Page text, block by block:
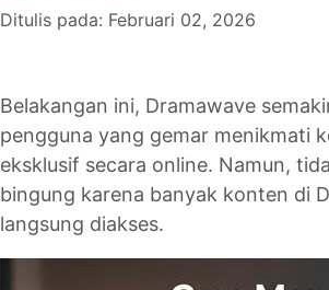
Ditulis pada: Februari 02, 2026
Belakangan ini, Dramawave
pengguna yang gemar menikmati
eksklusif secara online. Namun,
bingung karena banyak konten di
langsung diakses.